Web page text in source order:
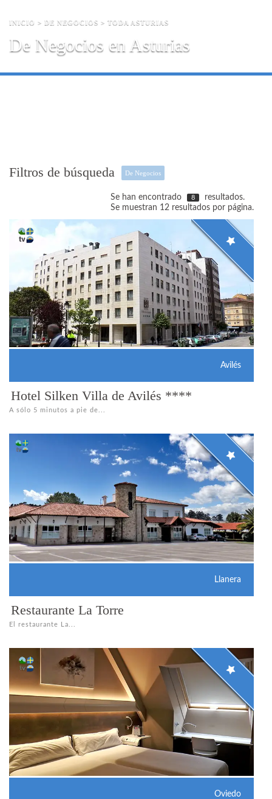
INICIO > DE NEGOCIOS > TODA ASTURIAS
De Negocios en Asturias
Filtros de búsqueda De Negocios
Se han encontrado 8
resultados.
Se muestran 12 resultados por página.
Avilés
Hotel Silken Villa de Avilés ****
A sólo 5 minutos a pie de...
Llanera
Restaurante La Torre
El restaurante La...
Oviedo